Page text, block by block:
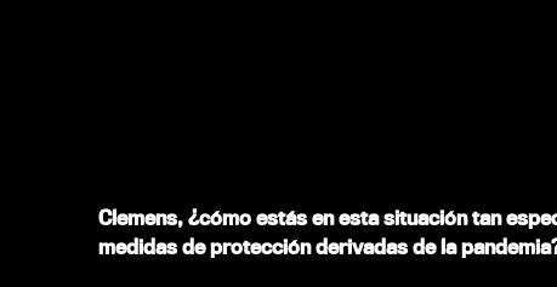
Clemens, ¿cómo estás en esta situación tan
medidas de protección derivadas de la